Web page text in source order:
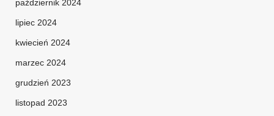
październik 2024
lipiec 2024
kwiecień 2024
marzec 2024
grudzień 2023
listopad 2023